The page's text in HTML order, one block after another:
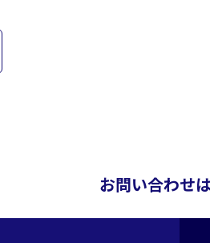
お問い合わせ